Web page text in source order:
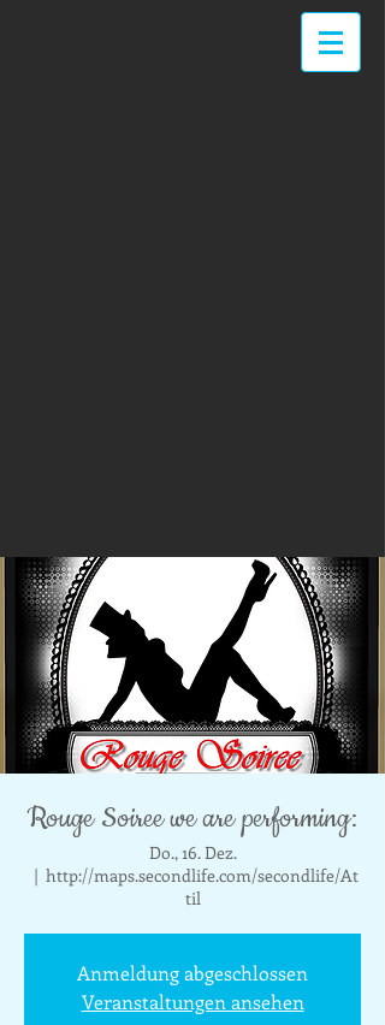
Rouge Soiree we are performing:
Do., 16. Dez.
  |
http://maps.secondlife.com/secondlife/At
til
Anmeldung abgeschlossen
Veranstaltungen ansehen